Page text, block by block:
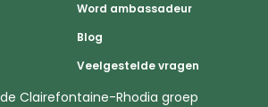
Word ambassadeur
Blog
Veelgestelde vragen
Clairefontaine-Rhodia groep